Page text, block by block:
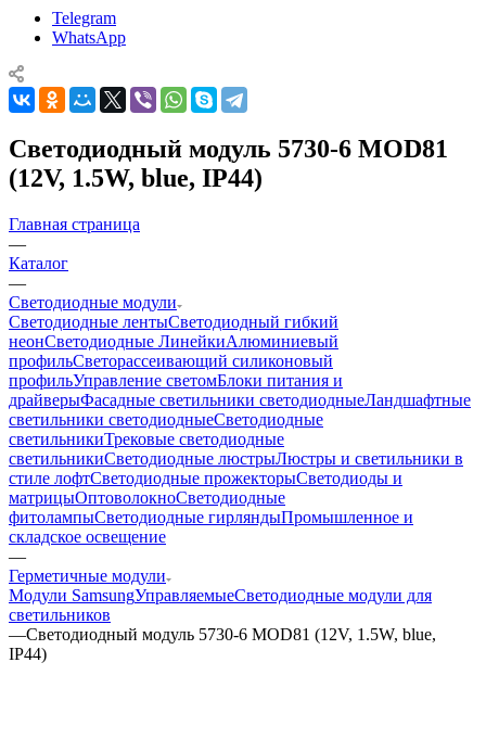
Telegram
WhatsApp
Светодиодный модуль 5730-6 MOD81
(12V, 1.5W, blue, IP44)
Главная страница
—
Каталог
—
Светодиодные модули
Светодиодные лентыСветодиодный гибкий
неонСветодиодные ЛинейкиАлюминиевый
профильСветорассеивающий силиконовый
профильУправление светомБлоки питания и
драйверыФасадные светильники светодиодныеЛандшафтные
светильники светодиодныеСветодиодные
светильникиТрековые светодиодные
светильникиСветодиодные люстрыЛюстры и светильники в
стиле лофтСветодиодные прожекторыСветодиоды и
матрицыОптоволокноСветодиодные
фитолампыСветодиодные гирляндыПромышленное и
складское освещение
—
Герметичные модули
Модули SamsungУправляемыеСветодиодные модули для
светильников
—Светодиодный модуль 5730-6 MOD81 (12V, 1.5W, blue,
IP44)